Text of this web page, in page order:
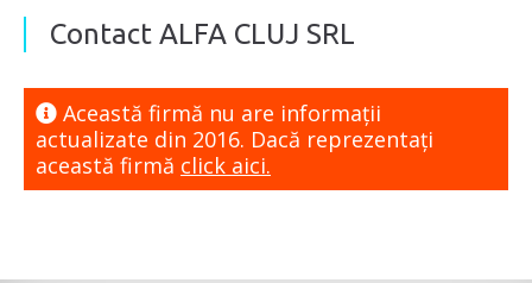
Contact ALFA CLUJ SRL
Această firmă nu are informaţii
actualizate din 2016. Dacă reprezentaţi
această firmă click aici.